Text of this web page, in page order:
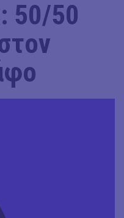
50/50